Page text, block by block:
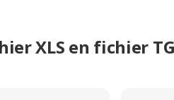
XLS en fichier